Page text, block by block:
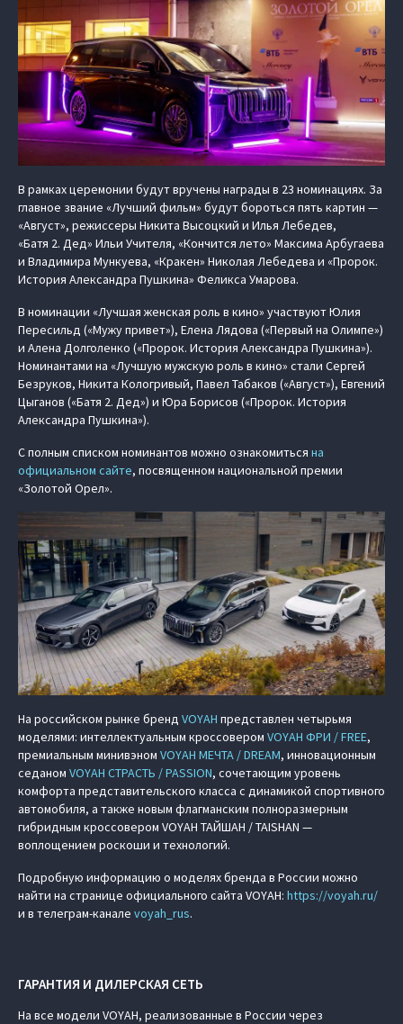
В рамках церемонии будут вручены награды в 23 номинациях. За
главное звание «Лучший фильм» будут бороться пять картин —
«Август», режиссеры Никита Высоцкий и Илья Лебедев,
«Батя 2. Дед» Ильи Учителя, «Кончится лето» Максима Арбугаева
и Владимира Мункуева, «Кракен» Николая Лебедева и «Пророк.
История Александра Пушкина» Феликса Умарова.
В номинации «Лучшая женская роль в кино» участвуют Юлия
Пересильд («Мужу привет»), Елена Лядова («Первый на Олимпе»)
и Алена Долголенко («Пророк. История Александра Пушкина»).
Номинантами на «Лучшую мужскую роль в кино» стали Сергей
Безруков, Никита Кологривый, Павел Табаков («Август»), Евгений
Цыганов («Батя 2. Дед») и Юра Борисов («Пророк. История
Александра Пушкина»).
С полным списком номинантов можно ознакомиться на
официальном сайте, посвященном национальной премии
«Золотой Орел».
На российском рынке бренд VOYAH представлен четырьмя
моделями: интеллектуальным кроссовером VOYAH ФРИ / FREE,
премиальным минивэном VOYAH МЕЧТА / DREAM, инновационным
седаном VOYAH СТРАСТЬ / PASSION, сочетающим уровень
комфорта представительского класса с динамикой спортивного
автомобиля, а также новым флагманским полноразмерным
гибридным кроссовером VOYAH ТАЙШАН / TAISHAN —
воплощением роскоши и технологий.
Подробную информацию о моделях бренда в России можно
найти на странице официального сайта VOYAH: https://voyah.ru/
и в телеграм-канале voyah_rus.
ГАРАНТИЯ И ДИЛЕРСКАЯ СЕТЬ
На все модели VOYAH, реализованные в России через